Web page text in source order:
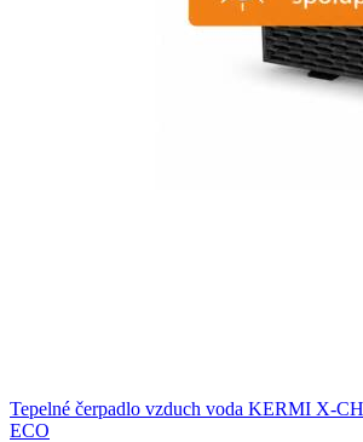
Tepelné čerpadlo vzduch voda KERMI X-
ECO